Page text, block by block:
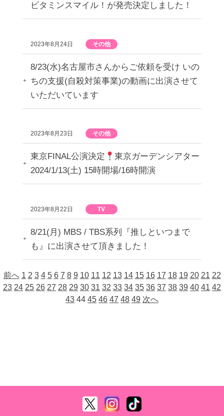
ビタミンスマイル！が発売決定しました！
2023年8月24日 その他
8/23(水)名古屋市さんからご依頼を受け いの
ちの支援(自殺対策事業)の動画に出演させて
いただいています
2023年8月23日 その他
東京FINAL公演決定
東京ガーデンシアター
2024/1/13(土) 15時開場/16時開演
2023年8月22日 TV
8/21(月) MBS / TBS系列『推しといつまで
も』に出演させて頂きました！
前へ 1 2 3 4 5 6 7 8 9 10 11 12 13 14 15 16 17 18 19 20 21 22
23 24 25 26 27 28 29 30 31 32 33 34 35 36 37 38 39 40 41 42
43 44 45 46 47 48 49 次へ